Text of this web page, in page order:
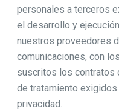
personales a terceros
el desarrollo y
nuestros proveedores
comunicaciones, con
suscritos los contratos
de tratamiento
privacidad.